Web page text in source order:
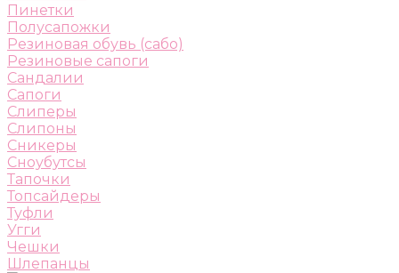
Пинетки
Полусапожки
Резиновая обувь (сабо)
Резиновые сапоги
Сандалии
Сапоги
Слиперы
Слипоны
Сникеры
Сноубутсы
Тапочки
Топсайдеры
Туфли
Угги
Чешки
Шлепанцы